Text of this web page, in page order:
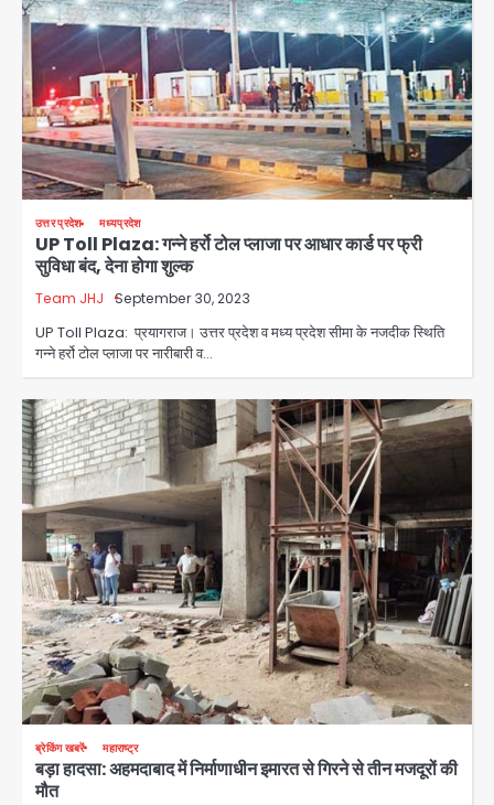
उत्तर प्रदेश मध्यप्रदेश
UP Toll Plaza: गन्ने हर्रो टोल प्लाजा पर आधार कार्ड पर फ्री
सुविधा बंद, देना होगा शुल्क
Team JHJ September 30, 2023
UP Toll Plaza: प्रयागराज। उत्तर प्रदेश व मध्य प्रदेश सीमा के नजदीक स्थिति
गन्ने हर्रो टोल प्लाजा पर नारीबारी व…
ब्रेकिंग खबरें महाराष्ट्र
बड़ा हादसा: अहमदाबाद में निर्माणाधीन इमारत से गिरने से तीन मजदूरों की
मौत